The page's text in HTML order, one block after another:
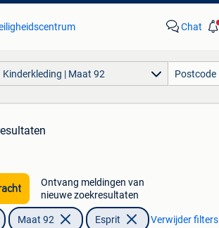
Chat
Kinderkleding | Maat 92
Ontvang meldingen van
nieuwe zoekresultaten
Maat 92 Esprit Verwijder filters